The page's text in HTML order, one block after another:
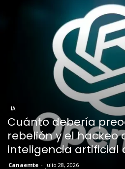
IA
Cuánto debería
rebelión y el hackeo
inteligencia artificial
Canaemte - julio 28, 2026